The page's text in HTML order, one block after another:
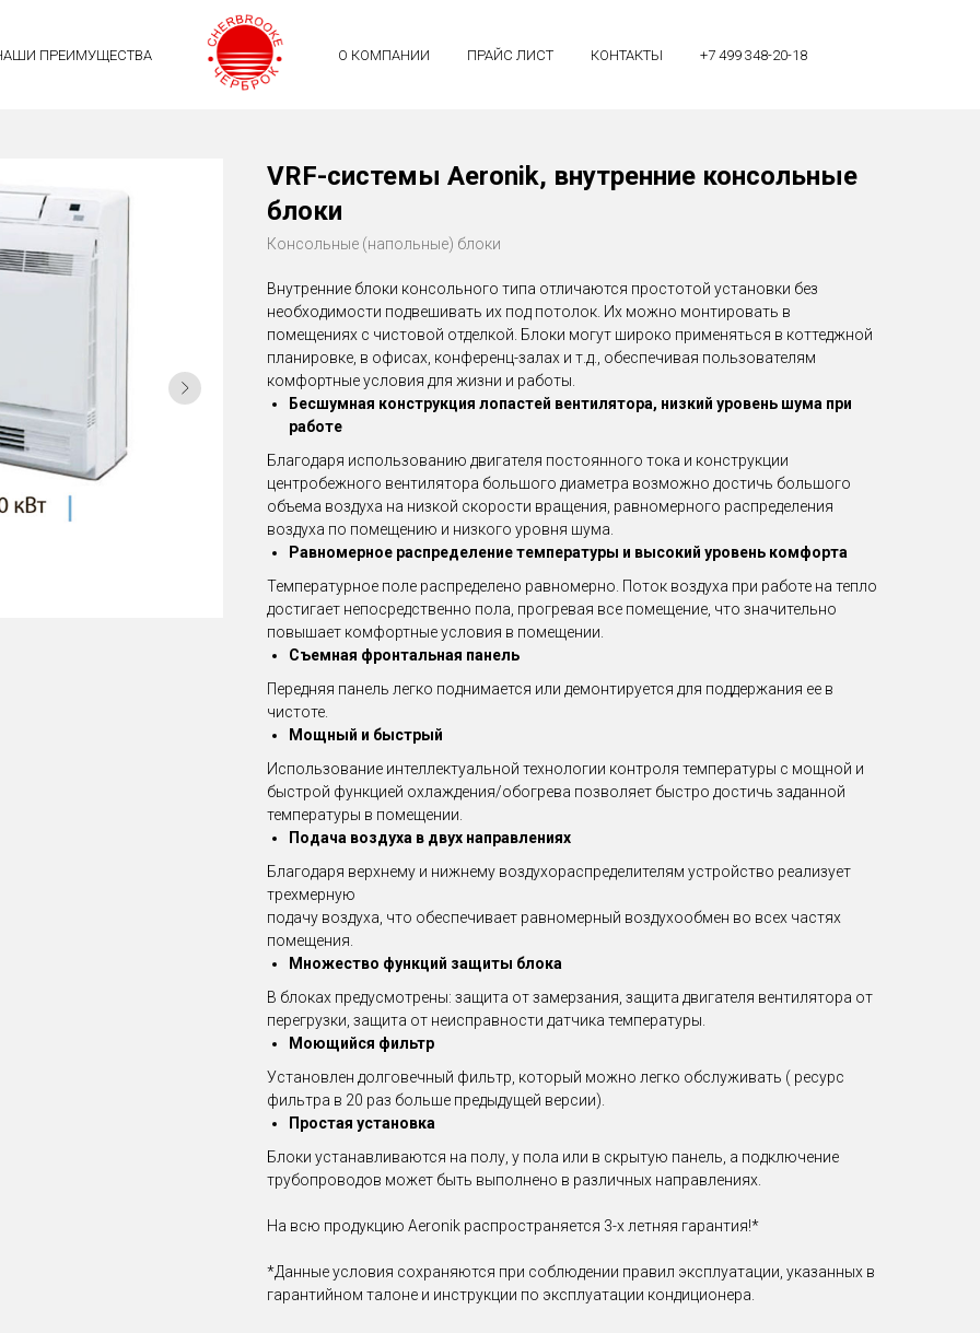
ПРЕИМУЩЕСТВА О КОМПАНИИ ПРАЙС ЛИСТ КОНТАКТЫ +7 499 348-20-18
VRF-системы Aeronik, внутренние консольные
блоки
Консольные (напольные) блоки
Внутренние блоки консольного типа отличаются простотой установки без
необходимости подвешивать их под потолок. Их можно монтировать в
помещениях с чистовой отделкой. Блоки могут широко применяться в коттеджной
планировке, в офисах, конференц-залах и т.д., обеспечивая пользователям
комфортные условия для жизни и работы.
Бесшумная конструкция лопастей вентилятора, низкий уровень шума при
работе
Благодаря использованию двигателя постоянного тока и конструкции
центробежного вентилятора большого диаметра возможно достичь большого
объема воздуха на низкой скорости вращения, равномерного распределения
воздуха по помещению и низкого уровня шума.
Равномерное распределение температуры и высокий уровень комфорта
Температурное поле распределено равномерно. Поток воздуха при работе на тепло
достигает непосредственно пола, прогревая все помещение, что значительно
повышает комфортные условия в помещении.
Съемная фронтальная панель
Передняя панель легко поднимается или демонтируется для поддержания ее в
чистоте.
Мощный и быстрый
Использование интеллектуальной технологии контроля температуры с мощной и
быстрой функцией охлаждения/обогрева позволяет быстро достичь заданной
температуры в помещении.
Подача воздуха в двух направлениях
Благодаря верхнему и нижнему воздухораспределителям устройство реализует
трехмерную
подачу воздуха, что обеспечивает равномерный воздухообмен во всех частях
помещения.
Множество функций защиты блока
В блоках предусмотрены: защита от замерзания, защита двигателя вентилятора от
перегрузки, защита от неисправности датчика температуры.
Моющийся фильтр
Установлен долговечный фильтр, который можно легко обслуживать ( ресурс
фильтра в 20 раз больше предыдущей версии).
Простая установка
Блоки устанавливаются на полу, у пола или в скрытую панель, а подключение
трубопроводов может быть выполнено в различных направлениях.
На всю продукцию Aeronik распространяется 3-х летняя гарантия!*
*Данные условия сохраняются при соблюдении правил эксплуатации, указанных в
гарантийном талоне и инструкции по эксплуатации кондиционера.